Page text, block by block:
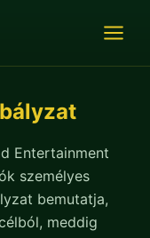
Entertainment
személyes
bemutatja,
meddig